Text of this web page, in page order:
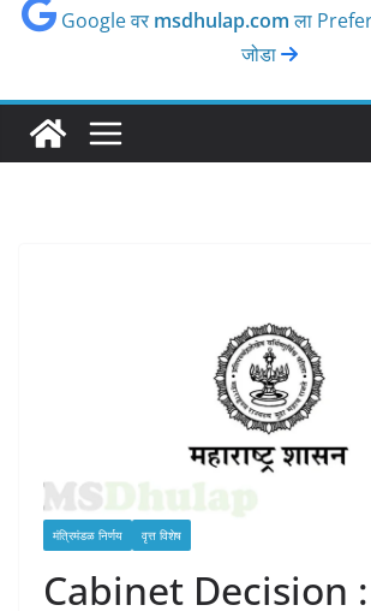
Google वर msdhulap.comला
जोडा
मंत्रिमंडळ निर्णय वृत्त विशेष
Cabinet Decision :